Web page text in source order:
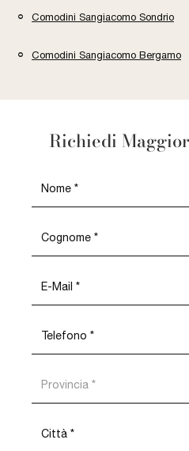
Comodini Sangiacomo Sondrio
Comodini Sangiacomo Bergamo
Richiedi